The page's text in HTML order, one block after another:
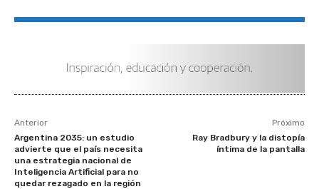
Anterior
Argentina 2035: un estudio
advierte que el país necesita
una estrategia nacional de
Inteligencia Artificial para no
quedar rezagado en la región
Próximo
Ray Bradbury y la distopía
íntima de la pantalla